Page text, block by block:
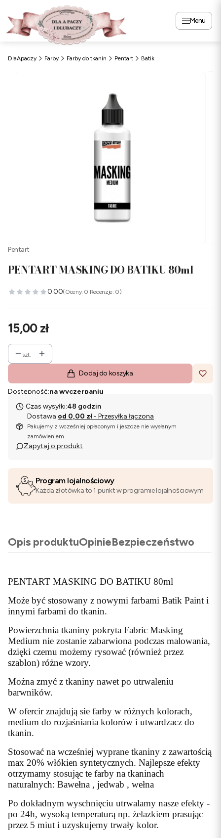
Menu
DlaApaczy Farby Farby do tkanin Pentart Batik
Pentart
PENTART MASKING DO BATIKU 80ml
0.00(Oceny: 0 Recenzje: 0)
Cena
15,00 zł
szt.
Dodaj do koszyka
Dostępność:na wyczerpaniu
Czas wysyłki:48 godzin
Dostawa od 0,00 zł - Przesyłka łączona
Pakujemy z wcześniej opłaconym i jeszcze nie wysłanym
zamówieniem.
Zapytaj o produkt
Program lojalnościowy
Każda złotówka to 1 punkt w programie lojalnościowym
Opis produktuOpinieBezpieczeństwo
PENTART MASKING DO BATIKU 80ml
Może być stosowany z nowymi farbami Batik Paint i
innymi farbami do tkanin.
Powierzchnia tkaniny pokryta Fabric Masking
Medium nie zostanie zabarwiona podczas malowania,
dzięki czemu możemy rysować (również przez
szablon) różne wzory.
Można zmyć z tkaniny nawet po utrwaleniu
barwników.
W ofercir znajdują sie farby w różnych kolorach,
medium do rozjaśniania kolorów i utwardzacz do
tkanin.
Stosować na wcześniej wyprane tkaniny z zawartością
max 20% włókien syntetycznych. Najlepsze efekty
otrzymamy stosując te farby na tkaninach
naturalnych: Bawełna , jedwab , wełna
Po dokładnym wyschnięciu utrwalamy nasze efekty -
po 24h, wysoką temperaturą np. żelazkiem prasując
przez 5 miut i uzyskujemy trwały kolor.